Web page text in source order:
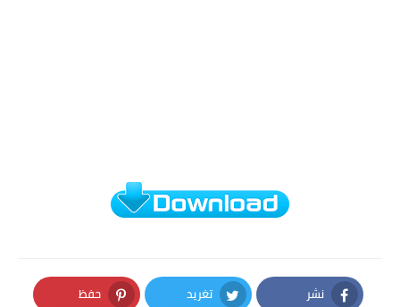
نشر تغريد حفظ